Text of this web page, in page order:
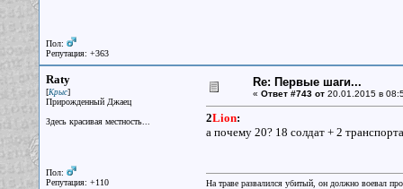
Пол:
Репутация: +363
Raty
[Крыс]
Прирожденный Джаец
Здесь красивая местность...
Пол:
Репутация: +110
Re: Первые шаги...
« Ответ #743 от20.01.2015 в
2Lion:
а почему 20? 18 солдат + 2
На траве развалился убитый, он должно воевал